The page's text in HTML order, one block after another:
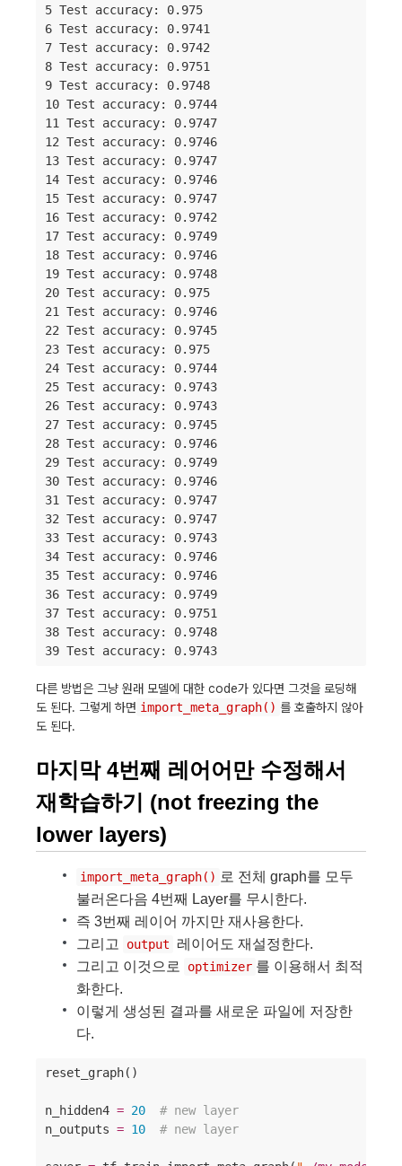
5 Test accuracy: 0.975
6 Test accuracy: 0.9741
7 Test accuracy: 0.9742
8 Test accuracy: 0.9751
9 Test accuracy: 0.9748
10 Test accuracy: 0.9744
11 Test accuracy: 0.9747
12 Test accuracy: 0.9746
13 Test accuracy: 0.9747
14 Test accuracy: 0.9746
15 Test accuracy: 0.9747
16 Test accuracy: 0.9742
17 Test accuracy: 0.9749
18 Test accuracy: 0.9746
19 Test accuracy: 0.9748
20 Test accuracy: 0.975
21 Test accuracy: 0.9746
22 Test accuracy: 0.9745
23 Test accuracy: 0.975
24 Test accuracy: 0.9744
25 Test accuracy: 0.9743
26 Test accuracy: 0.9743
27 Test accuracy: 0.9745
28 Test accuracy: 0.9746
29 Test accuracy: 0.9749
30 Test accuracy: 0.9746
31 Test accuracy: 0.9747
32 Test accuracy: 0.9747
33 Test accuracy: 0.9743
34 Test accuracy: 0.9746
35 Test accuracy: 0.9746
36 Test accuracy: 0.9749
37 Test accuracy: 0.9751
38 Test accuracy: 0.9748
39 Test accuracy: 0.9743
다른 방법은 그냥 원래 모델에 대한 code가 있다면 그것을 로딩해
도 된다. 그렇게 하면 import_meta_graph() 를 호출하지 않아
도 된다.
마지막 4번째 레어어만 수정해서
재학습하기 (not freezing the
lower layers)
import_meta_graph() 로 전체 graph를 모두
불러온다음 4번째 Layer를 무시한다.
즉 3번째 레이어 까지만 재사용한다.
그리고
output
레이어도 재설정한다.
그리고 이것으로
optimizer 를 이용해서 최적
화한다.
이렇게 생성된 결과를 새로운 파일에 저장한
다.
reset_graph()
n_hidden4 = 20 # new layer
n_outputs = 10 # new layer